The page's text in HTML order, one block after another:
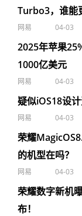
Turbo3，谁能
网易 04-03
2025年苹果
1000亿美元
网易 04-03
疑似iOS18设
网易 04-03
荣耀
的机型在吗？
网易 04-03
荣耀数字新机
布！